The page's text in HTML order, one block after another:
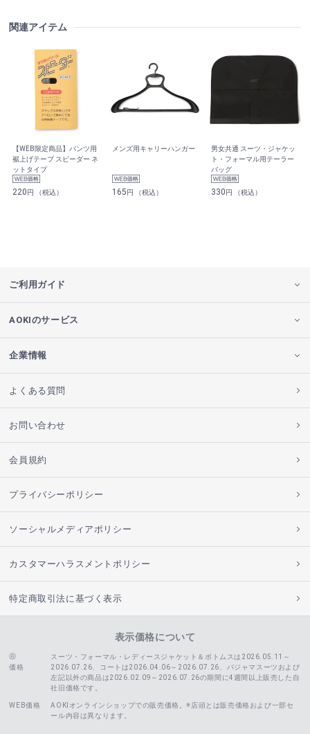
関連アイテム
【WEB限定商品】パンツ用
裾上げテープ スピーダー ネ
ットタイプ
220円 （税込）
メンズ用キャリーハンガー
165円 （税込）
男女共通 スーツ・ジャケッ
ト・フォーマル用テーラー
バッグ
330円 （税込）
ご利用ガイド
AOKIのサービス
企業情報
よくある質問
お問い合わせ
会員規約
プライバシーポリシー
ソーシャルメディアポリシー
カスタマーハラスメントポリシー
特定商取引法に基づく表示
表示価格について
価格
スーツ・フォーマル・レディースジャケット＆ボトムスは2026.05.11～
2026.07.26、コートは2026.04.06～2026.07.26、
パジャマスーツおよび
左記以外の商品は2026.02.09～2026.07.26の期間に4週間以上販売した自
社旧価格です。
WEB価格
AOKIオンラインショップでの販売価格。※店頭とは販売価格および一部セ
ール内容は異なります。